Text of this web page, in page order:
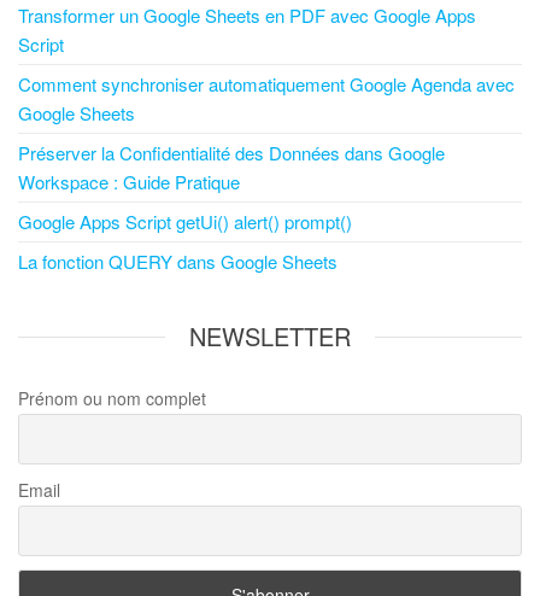
Transformer un Google Sheets en PDF avec Google Apps
Script
Comment synchroniser automatiquement Google Agenda avec
Google Sheets
Préserver la Confidentialité des Données dans Google
Workspace : Guide Pratique
Google Apps Script getUi() alert() prompt()
La fonction QUERY dans Google Sheets
NEWSLETTER
Prénom ou nom complet
Email